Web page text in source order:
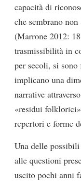
capacità di
che sembrano
(Marrone 2012:
trasmissibilità in
per secoli, si
implicano una
narrative
«residui
repertori e forme
Una delle
alle questioni
uscito pochi anni